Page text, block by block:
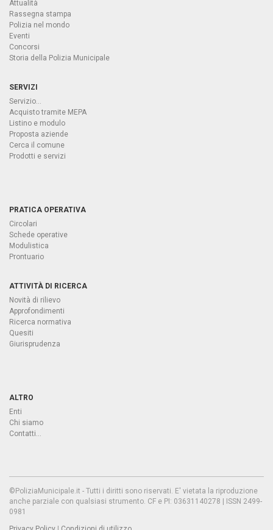
Attualità
Rassegna stampa
Polizia nel mondo
Eventi
Concorsi
Storia della Polizia Municipale
SERVIZI
Servizio...
Acquisto tramite MEPA
Listino e modulo
Proposta aziende
Cerca il comune
Prodotti e servizi
PRATICA OPERATIVA
Circolari
Schede operative
Modulistica
Prontuario
ATTIVITÀ DI RICERCA
Novità di rilievo
Approfondimenti
Ricerca normativa
Quesiti
Giurisprudenza
ALTRO
Enti
Chi siamo
Contatti...
©PoliziaMunicipale.it - Tutti i diritti sono riservati. E' vietata la riproduzione
anche parziale con qualsiasi strumento. CF e PI: 03631140278 | ISSN 2499-
0981